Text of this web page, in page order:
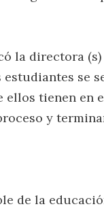
la directora
estudiantes
tienen en
y
de la